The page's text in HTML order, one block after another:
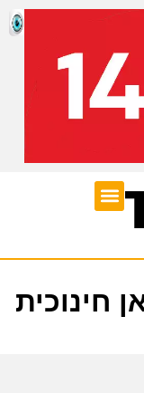
חינוכית